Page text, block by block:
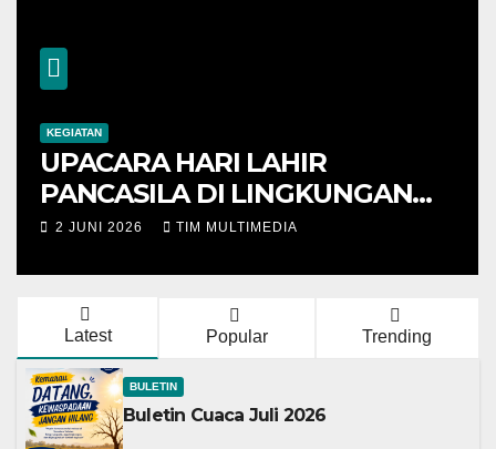
KEGIATAN
UPACARA HARI LAHIR
PANCASILA DI LINGKUNGAN
BMKG SUMATERA SELATAN
2 JUNI 2026 TIM MULTIMEDIA
Latest Popular Trending
BULETIN
Buletin Cuaca Juli 2026